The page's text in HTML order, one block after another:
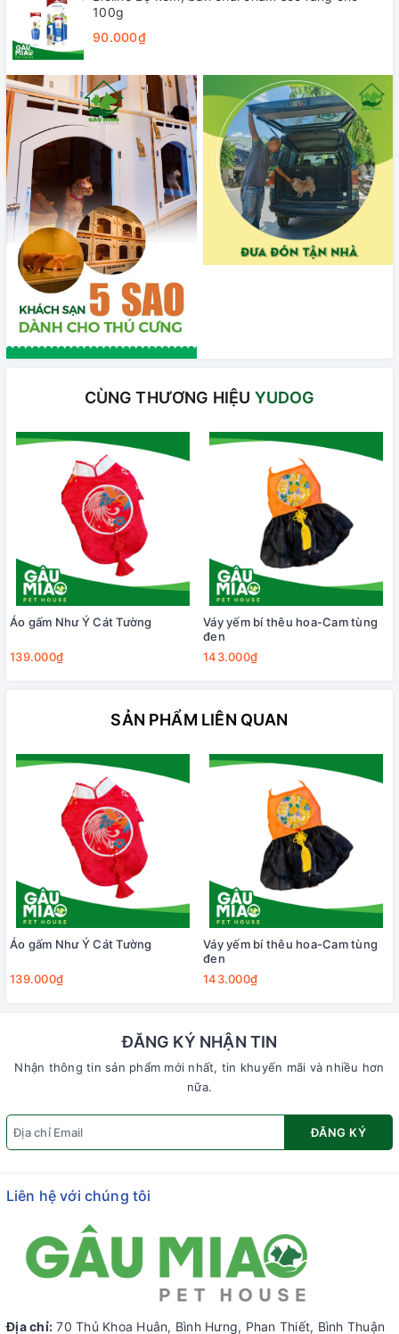
100g
90.000₫
CÙNG THƯƠNG HIỆU YUDOG
Áo gấm Như Ý Cát Tường
139.000₫
Váy yếm bí thêu hoa-Cam tùng
đen
143.000₫
SẢN PHẨM LIÊN QUAN
Áo gấm Như Ý Cát Tường
139.000₫
Váy yếm bí thêu hoa-Cam tùng
đen
143.000₫
ĐĂNG KÝ NHẬN TIN
Nhận thông tin sản phẩm mới nhất, tin khuyến mãi và nhiều hơn
nữa.
ĐĂNG KÝ
Liên hệ với chúng tôi
Địa chỉ: 70 Thủ Khoa Huân, Bình Hưng, Phan Thiết, Bình Thuận